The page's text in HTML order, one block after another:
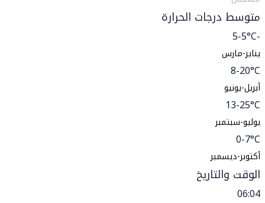
متوسط درجات الحرارة
-5-5°C
يناير-مارس
8-20°C
أبريل-يونيو
13-25°C
يوليو-سبتمبر
0-7°C
أكتوبر-ديسمبر
الوقت والتاريخ
06:04